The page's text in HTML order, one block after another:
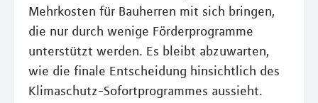
Mehrkosten für Bauherren mit sich bringen,
die nur durch wenige Förderprogramme
unterstützt werden. Es bleibt abzuwarten,
wie die finale Entscheidung hinsichtlich des
Klimaschutz-Sofortprogrammes aussieht.